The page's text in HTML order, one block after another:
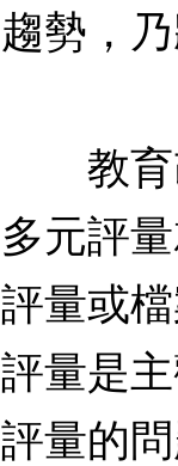
趨勢，
教育改
多元評
評量或
評量是
評量的